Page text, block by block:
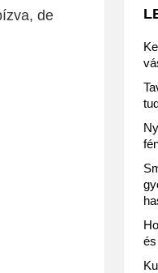
de